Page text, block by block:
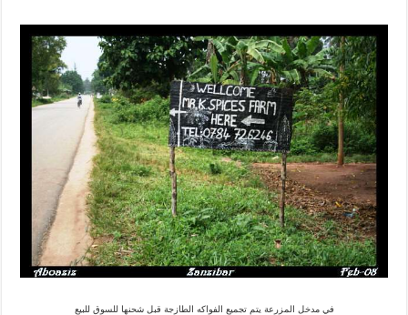
في مدخل المزرعة يتم تجميع الفواكه الطازجة قبل شحنها للسوق للبيع